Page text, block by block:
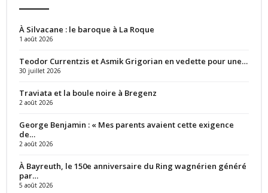
À Silvacane : le baroque à La Roque
1 août 2026
Teodor Currentzis et Asmik Grigorian en vedette pour une…
30 juillet 2026
Traviata et la boule noire à Bregenz
2 août 2026
George Benjamin : « Mes parents avaient cette exigence
de…
2 août 2026
À Bayreuth, le 150e anniversaire du Ring wagnérien généré
par…
5 août 2026